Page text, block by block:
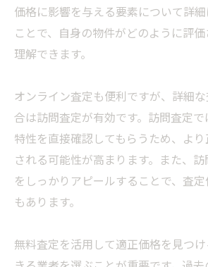
価格に影響を与える要素について詳
ことで、自身の物件がどのように評
理解できます。
オンライン査定も便利ですが、詳細
合は訪問査定が有効です。訪問査定
特性を直接確認してもらうため、よ
される可能性が高まります。また、
をしっかりアピールすることで、査
もあります。
無料査定を活用して適正価格を見つ